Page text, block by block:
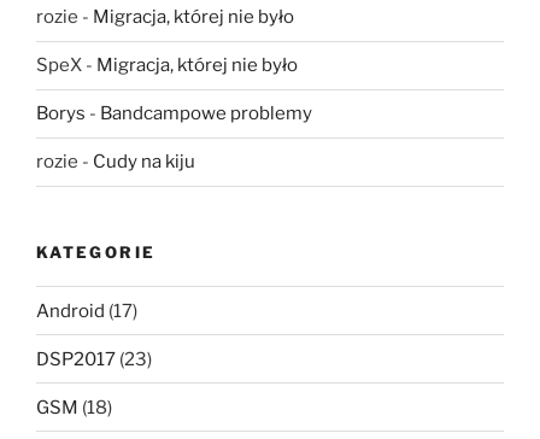
rozie - Migracja, której nie było
SpeX - Migracja, której nie było
Borys - Bandcampowe problemy
rozie - Cudy na kiju
KATEGORIE
Android (17)
DSP2017 (23)
GSM (18)